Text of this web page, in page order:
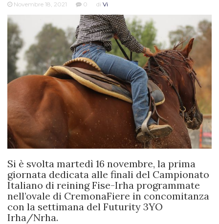
Novembre 18, 2021 0 di Vi
Si è svolta martedì 16 novembre, la prima
giornata dedicata alle finali del Campionato
Italiano di reining Fise-Irha programmate
nell’ovale di CremonaFiere in concomitanza
con la settimana del Futurity 3YO
Irha/Nrha.